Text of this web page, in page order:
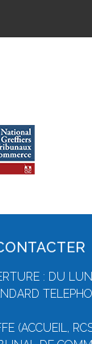
: DU
(ACCUEIL,